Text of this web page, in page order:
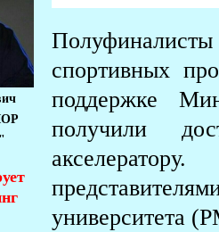
спортивных
поддержке
получили
университета